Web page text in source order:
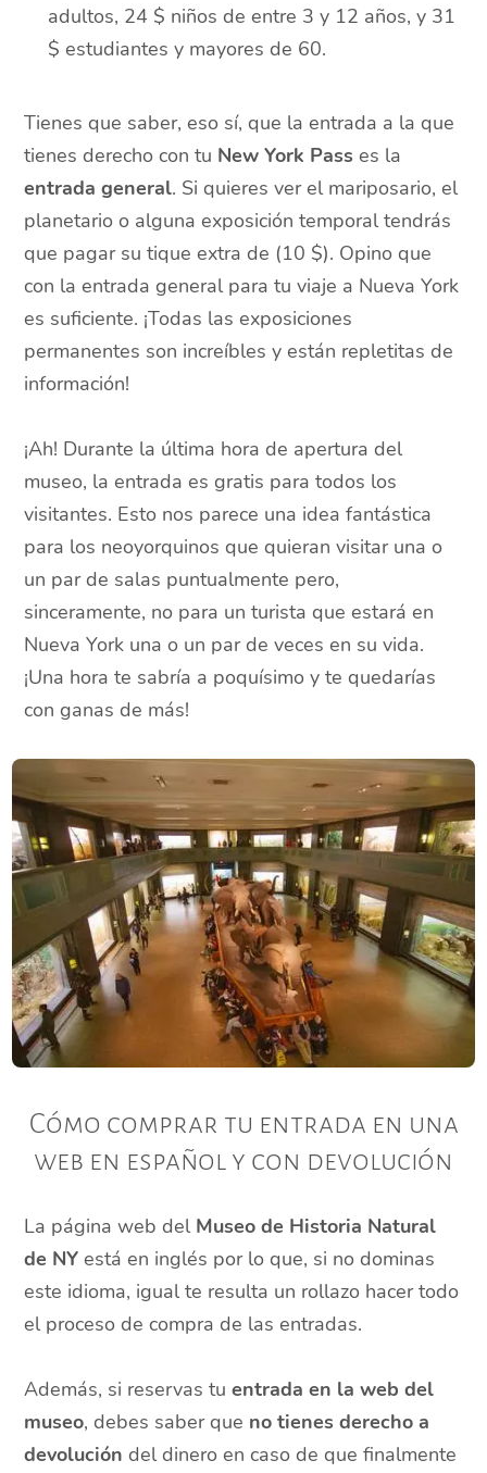
adultos, 24 $ niños de entre 3 y 12 años, y 31
$ estudiantes y mayores de 60.
Tienes que saber, eso sí, que la entrada a la que
tienes derecho con tu New York Pass es la
entrada general. Si quieres ver el mariposario, el
planetario o alguna exposición temporal tendrás
que pagar su tique extra de (10 $). Opino que
con la entrada general para tu viaje a Nueva York
es suficiente. ¡Todas las exposiciones
permanentes son increíbles y están repletitas de
información!
¡Ah! Durante la última hora de apertura del
museo, la entrada es gratis para todos los
visitantes. Esto nos parece una idea fantástica
para los neoyorquinos que quieran visitar una o
un par de salas puntualmente pero,
sinceramente, no para un turista que estará en
Nueva York una o un par de veces en su vida.
¡Una hora te sabría a poquísimo y te quedarías
con ganas de más!
Cómo comprar tu entrada en una
web en español y con devolución
La página web del Museo de Historia Natural
de NY está en inglés por lo que, si no dominas
este idioma, igual te resulta un rollazo hacer todo
el proceso de compra de las entradas.
Además, si reservas tuentrada en la web del
museo, debes saber que no tienes derecho a
devolución del dinero en caso de que finalmente